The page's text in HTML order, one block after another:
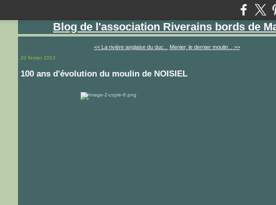
Blog de l'association Riverains bords de
<< La rivière anglaise du duc... Menier, le dernier moulin... >>
20 février 2013
100 ans d'évolution du moulin de NOISIEL